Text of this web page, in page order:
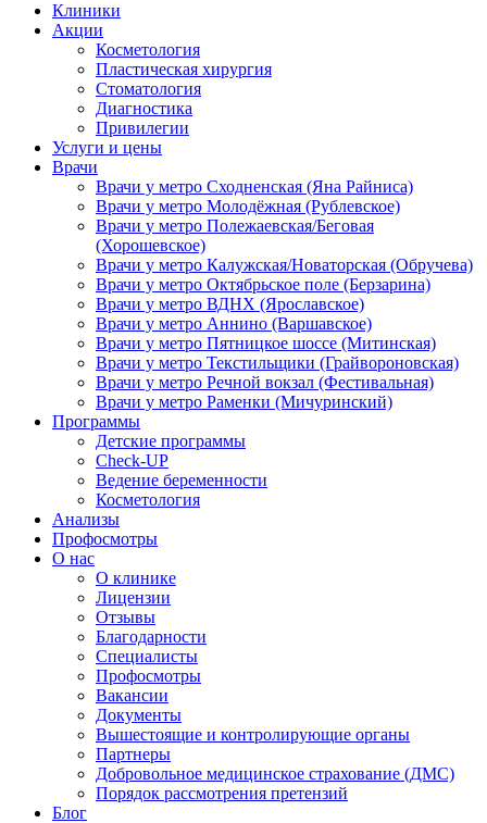
Клиники
Акции
Косметология
Пластическая хирургия
Стоматология
Диагностика
Привилегии
Услуги и цены
Врачи
Врачи у метро Сходненская (Яна Райниса)
Врачи у метро Молодёжная (Рублевское)
Врачи у метро Полежаевская/Беговая
(Хорошевское)
Врачи у метро Калужская/Новаторская (Обручева)
Врачи у метро Октябрьское поле (Берзарина)
Врачи у метро ВДНХ (Ярославское)
Врачи у метро Аннино (Варшавское)
Врачи у метро Пятницкое шоссе (Митинская)
Врачи у метро Текстильщики (Грайвороновская)
Врачи у метро Речной вокзал (Фестивальная)
Врачи у метро Раменки (Мичуринский)
Программы
Детские программы
Check-UP
Ведение беременности
Косметология
Анализы
Профосмотры
О нас
О клинике
Лицензии
Отзывы
Благодарности
Специалисты
Профосмотры
Вакансии
Документы
Вышестоящие и контролирующие органы
Партнеры
Добровольное медицинское страхование (ДМС)
Порядок рассмотрения претензий
Блог